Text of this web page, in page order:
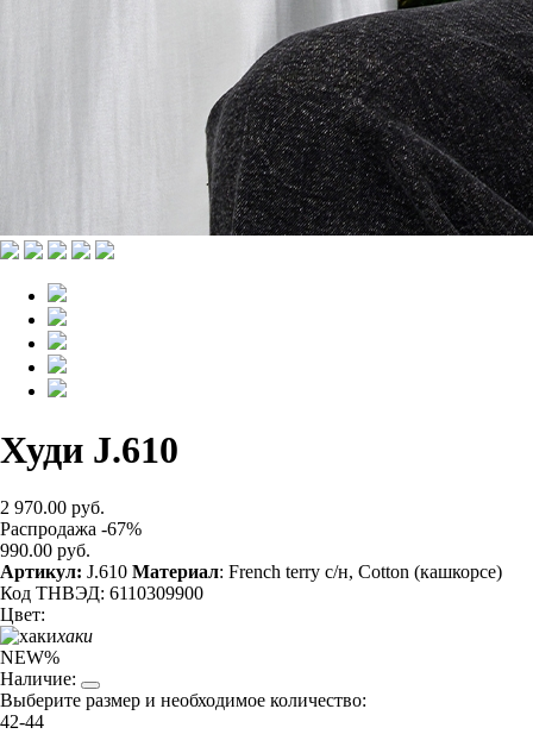
Худи J.610
2 970.00 руб.
Распродажа -67%
990.00 руб.
Артикул: J.610 Материал: French terry с/н, Cotton (кашкорсе)
Код ТНВЭД: 6110309900
Цвет:
хаки
NEW%
Наличие:
Выберите размер и необходимое количество:
42-44